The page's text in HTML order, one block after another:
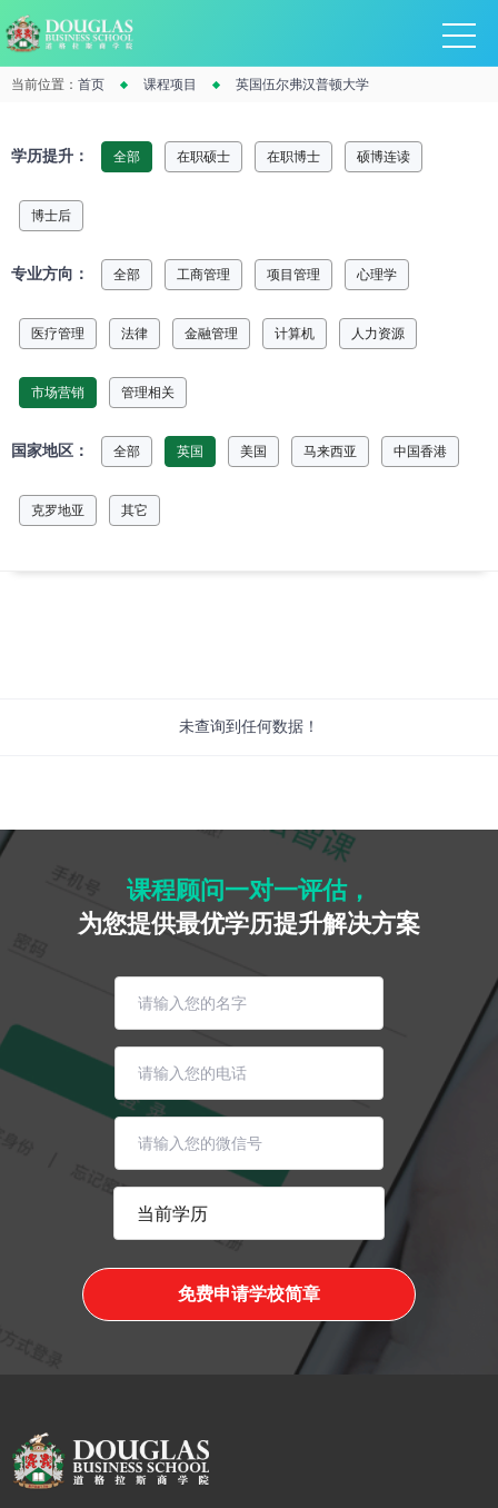
当前位置： 首页 课程项目 英国伍尔弗汉普顿大学
学历提升： 全部 在职硕士 在职博士 硕博连读
博士后
专业方向： 全部 工商管理 项目管理 心理学
医疗管理 法律 金融管理 计算机 人力资源
市场营销 管理相关
国家地区： 全部 英国 美国 马来西亚 中国香港
克罗地亚 其它
未查询到任何数据！
课程顾问一对一评估，
为您提供最优学历提升解决方案
免费申请学校简章